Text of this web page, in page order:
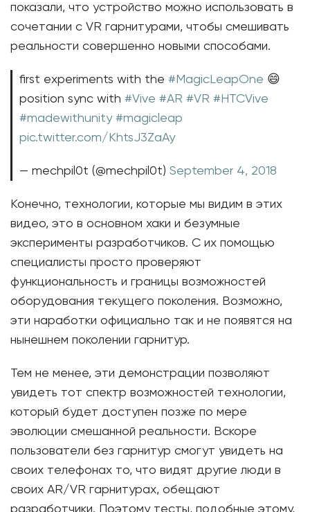
показали, что устройство можно использовать в
сочетании с VR гарнитурами, чтобы смешивать
реальности совершенно новыми способами.
first experiments with the #MagicLeapOne 😄
position sync with #Vive #AR #VR #HTCVive
#madewithunity #magicleap
pic.twitter.com/KhtsJ3ZaAy
— mechpil0t (@mechpil0t) September 4, 2018
Конечно, технологии, которые мы видим в этих
видео, это в основном хаки и безумные
эксперименты разработчиков. С их помощью
специалисты просто проверяют
функциональность и границы возможностей
оборудования текущего поколения. Возможно,
эти наработки официально так и не появятся на
нынешнем поколении гарнитур.
Тем не менее, эти демонстрации позволяют
увидеть тот спектр возможностей технологии,
который будет доступен позже по мере
эволюции смешанной реальности. Вскоре
пользователи без гарнитур смогут увидеть на
своих телефонах то, что видят другие люди в
своих AR/VR гарнитурах, обещают
разработчики. Поэтому тесты, подобные этому,